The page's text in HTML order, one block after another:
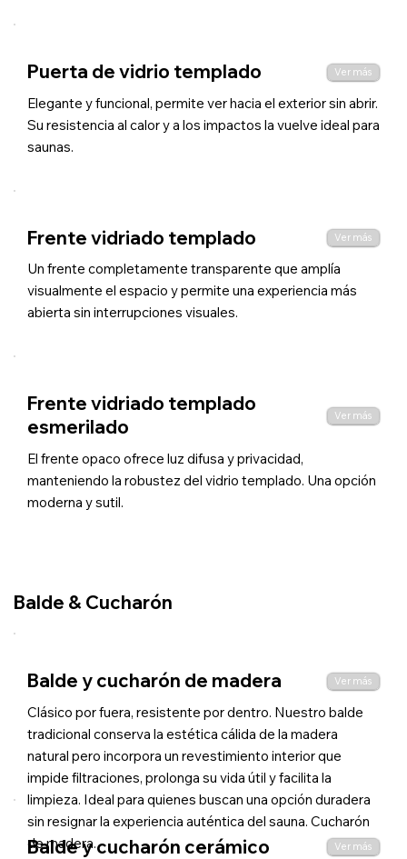
Puerta de vidrio templado Ver más
Elegante y funcional, permite ver hacia el exterior sin abrir.
Su resistencia al calor y a los impactos la vuelve ideal para
saunas.
Frente vidriado templado Ver más
Un frente completamente transparente que amplía
visualmente el espacio y permite una experiencia más
abierta sin interrupciones visuales.
Frente vidriado templado
esmerilado
Ver más
El frente opaco ofrece luz difusa y privacidad,
manteniendo la robustez del vidrio templado. Una opción
moderna y sutil.
Balde & Cucharón
Balde y cucharón de madera Ver más
Clásico por fuera, resistente por dentro. Nuestro balde
tradicional conserva la estética cálida de la madera
natural pero incorpora un revestimiento interior que
impide filtraciones, prolonga su vida útil y facilita la
limpieza. Ideal para quienes buscan una opción duradera
sin resignar la experiencia auténtica del sauna. Cucharón
de madera.
Balde y cucharón cerámico Ver más